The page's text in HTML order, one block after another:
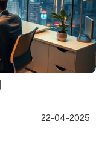
22-04-2025